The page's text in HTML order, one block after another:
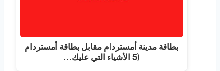
بطاقة مدينة أمستردام مقابل بطاقة أمستردام
(5 الأشياء التي عليك…